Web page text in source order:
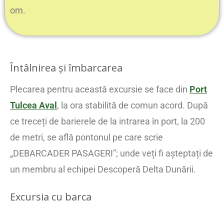
om.
Întâlnirea și îmbarcarea
Plecarea pentru această excursie se face din Port
Tulcea Aval , la ora stabilită de comun acord. După
ce treceți de barierele de la intrarea în port, la 200
de metri, se află pontonul pe care scrie
„DEBARCADER PASAGERI”; unde veți fi așteptați de
un membru al echipei Descoperă Delta Dunării.
Excursia cu barca